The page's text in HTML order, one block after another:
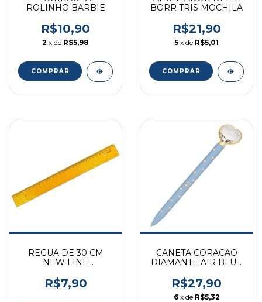
ROLINHO BARBIE
R$10,90
2 x de R$5,98
BORR TRIS MOCHILA
R$21,90
5 x de R$5,01
COMPRAR
REGUA DE 30 CM
NEW LINE
GLITTER LARANJA
MAXCRIL
R$7,90
CANETA CORACAO
DIAMANTE AIR BLUE
R$27,90
6 x de R$5,32